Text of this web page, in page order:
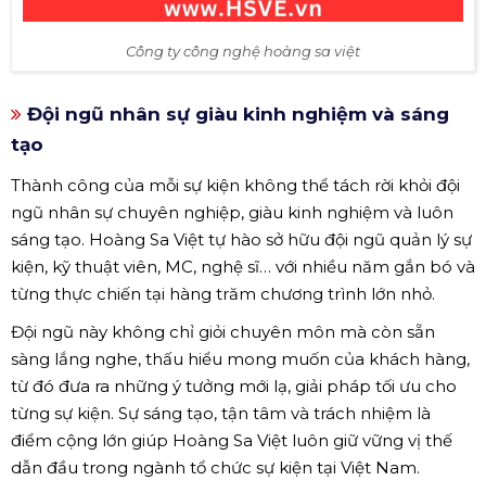
Công ty công nghệ hoàng sa việt
Đội ngũ nhân sự giàu kinh nghiệm và sáng
tạo
Thành công của mỗi sự kiện không thể tách rời khỏi đội
ngũ nhân sự chuyên nghiệp, giàu kinh nghiệm và luôn
sáng tạo. Hoàng Sa Việt tự hào sở hữu đội ngũ quản lý sự
kiện, kỹ thuật viên, MC, nghệ sĩ… với nhiều năm gắn bó và
từng thực chiến tại hàng trăm chương trình lớn nhỏ.
Đội ngũ này không chỉ giỏi chuyên môn mà còn sẵn
sàng lắng nghe, thấu hiểu mong muốn của khách hàng,
từ đó đưa ra những ý tưởng mới lạ, giải pháp tối ưu cho
từng sự kiện. Sự sáng tạo, tận tâm và trách nhiệm là
điểm cộng lớn giúp Hoàng Sa Việt luôn giữ vững vị thế
dẫn đầu trong ngành tổ chức sự kiện tại Việt Nam.